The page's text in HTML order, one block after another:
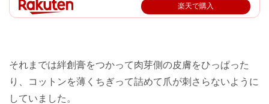
楽天で購入
それまでは絆創膏をつかって肉芽側の皮膚をひっぱった
り、コットンを薄くちぎって詰めて爪が刺さらないように
していました。